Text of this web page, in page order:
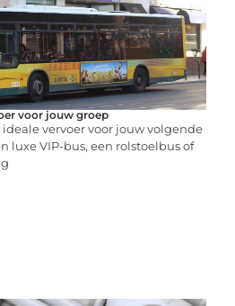
voor jouw groep
vervoer voor jouw volgende
luxe VIP-bus, een rolstoelbus of